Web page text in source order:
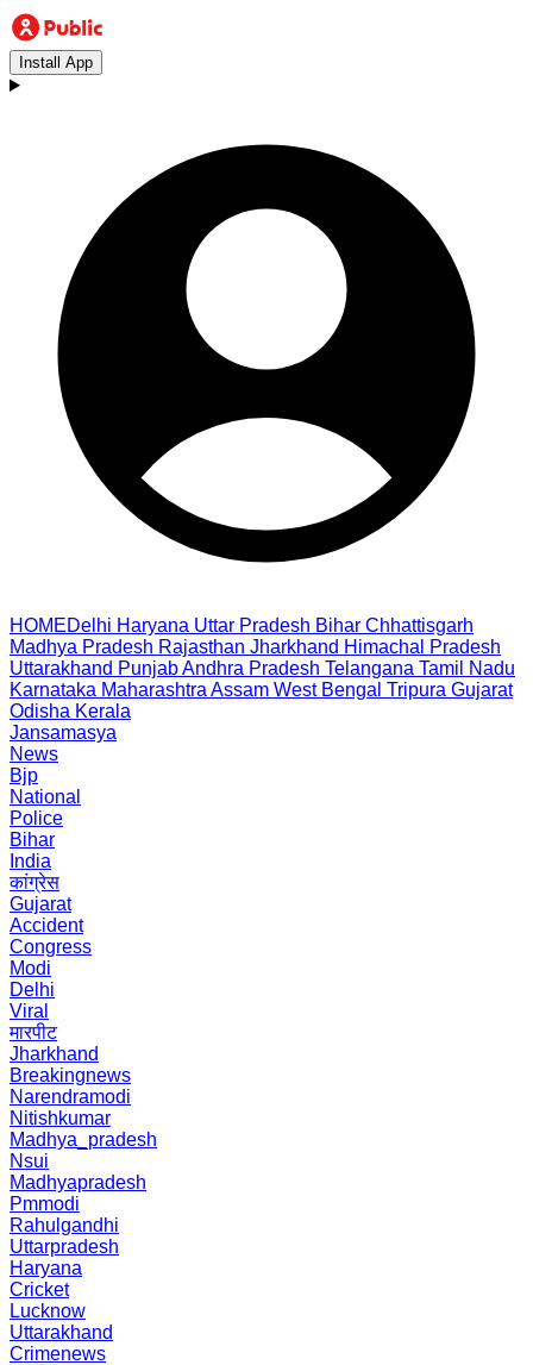
Install App
HOMEDelhi Haryana Uttar Pradesh Bihar Chhattisgarh
Madhya Pradesh Rajasthan Jharkhand Himachal Pradesh
Uttarakhand PunjabAndhra Pradesh Telangana Tamil Nadu
Karnataka Maharashtra Assam West Bengal Tripura Gujarat
Odisha Kerala
Jansamasya
News
Bjp
National
Police
Bihar
India
कांग्रेस
Gujarat
Accident
Congress
Modi
Delhi
Viral
मारपीट
Jharkhand
Breakingnews
Narendramodi
Nitishkumar
Madhya_pradesh
Nsui
Madhyapradesh
Pmmodi
Rahulgandhi
Uttarpradesh
Haryana
Cricket
Lucknow
Uttarakhand
Crimenews